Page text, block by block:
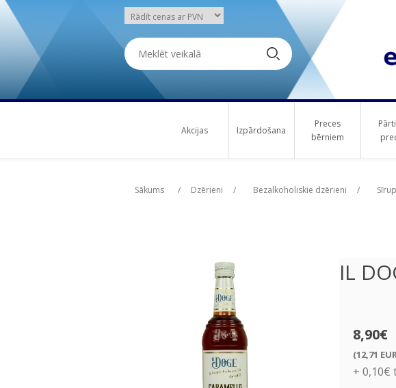
Akcijas Izpārdošana
Preces
bērniem
Sākums / Dzērieni / Bezalkoholiskie dzērieni /
IL
8,90€
(12,71
+ 0,10€